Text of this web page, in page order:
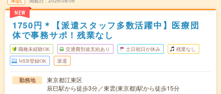
NEW
1750円＊【派遣スタッフ多数活躍中】医療団
体で事務サポ！残業なし
職種未経験OK 交通費別途支給あり 土日祝日が休み 残業なし
WEB登録OK 派遣
勤務地
東京都江東区
辰巳駅から徒歩3分／東雲(東京都)駅から徒歩15分